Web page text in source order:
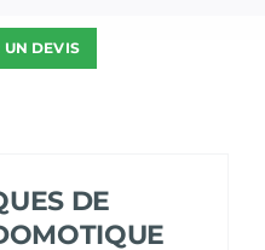
UN DEVIS
DE